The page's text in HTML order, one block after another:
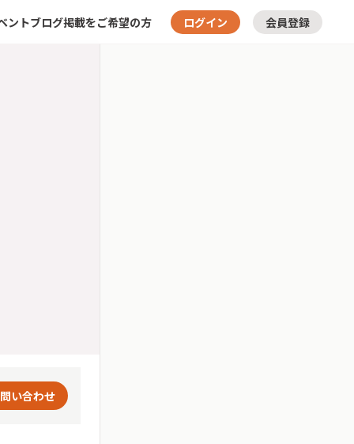
ントブログ掲載をご希望の方 ログイン 会員登録
い合わせ